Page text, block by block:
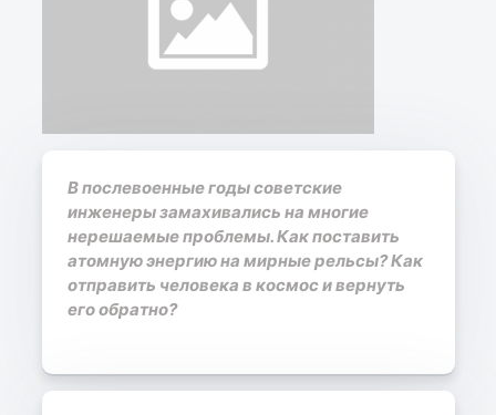
В послевоенные годы советские
инженеры замахивались на многие
нерешаемые проблемы. Как поставить
атомную энергию на мирные рельсы? Как
отправить человека в космос и вернуть
его обратно?